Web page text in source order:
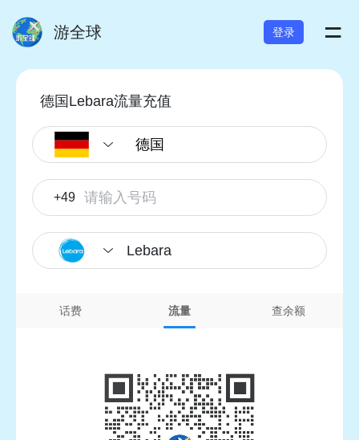
游全球 登录 =
德国Lebara流量充值
+49
Lebara
话费 流量 查余额